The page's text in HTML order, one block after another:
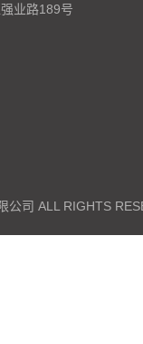
业路189号
公司 ALL RIGHTS